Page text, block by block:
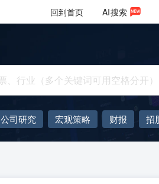
回到首页 AI搜索
公司研究 宏观策略 财报 招
AIGC